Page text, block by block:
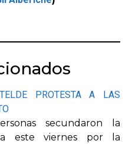
PROTESTA A LAS
secundaron la
este viernes por la